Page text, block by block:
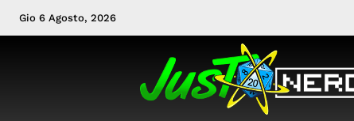
Gio 6 Agosto, 2026